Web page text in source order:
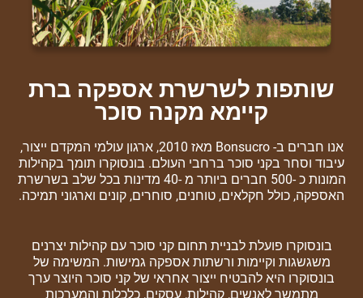
שותפות לשרשרת אספקה ברת
קיימא מקנה סוכר
אנו חברים ב- Bonsucro מאז 2010, ארגון עולמי המקדם ייצור,
עיבוד וסחר בקני סוכר ברחבי העולם. בונסוקרו תומך בקהילות
המונות כ -500 חברים ביותר מ -40 מדינות בכל שלב בשרשרת
האספקה, כולל חקלאים, טוחנים, סוחרים, קונים וארגוני תמיכה.
בונסוקרו פועלת לבניית תחום קני סוכר עם קהילות יצרנים
משגשגות וקיימות ורשתות אספקה גמישות. המשימה של
בונסוקרו היא להבטיח ייצור אחראי של קני סוכר היוצר ערך
מתמשך לאנשים, קהילות, עסקים, כלכלות והמערכות